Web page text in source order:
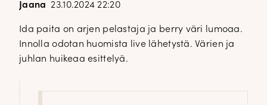
Jaana 23.10.2024 22:20
Ida paita on arjen pelastaja ja berry väri lumoaa.
Innolla odotan huomista live lähetystä. Värien ja
juhlan huikeaa esittelyä.